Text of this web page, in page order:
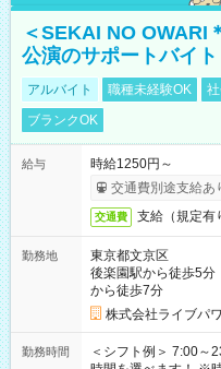
＜SEKAI NO OWARI
公演のサポートバイト
アルバイト 職種未経験OK
ブランクOK
給与
時給1250円～
交通費別途支給あ
交通費 支給（規定有
勤務地
東京都文京区
後楽園駅から徒歩5分
から徒歩7分
株式会社ライブパ
勤務時間
＜シフト例＞ 7:00～23:00 13:30